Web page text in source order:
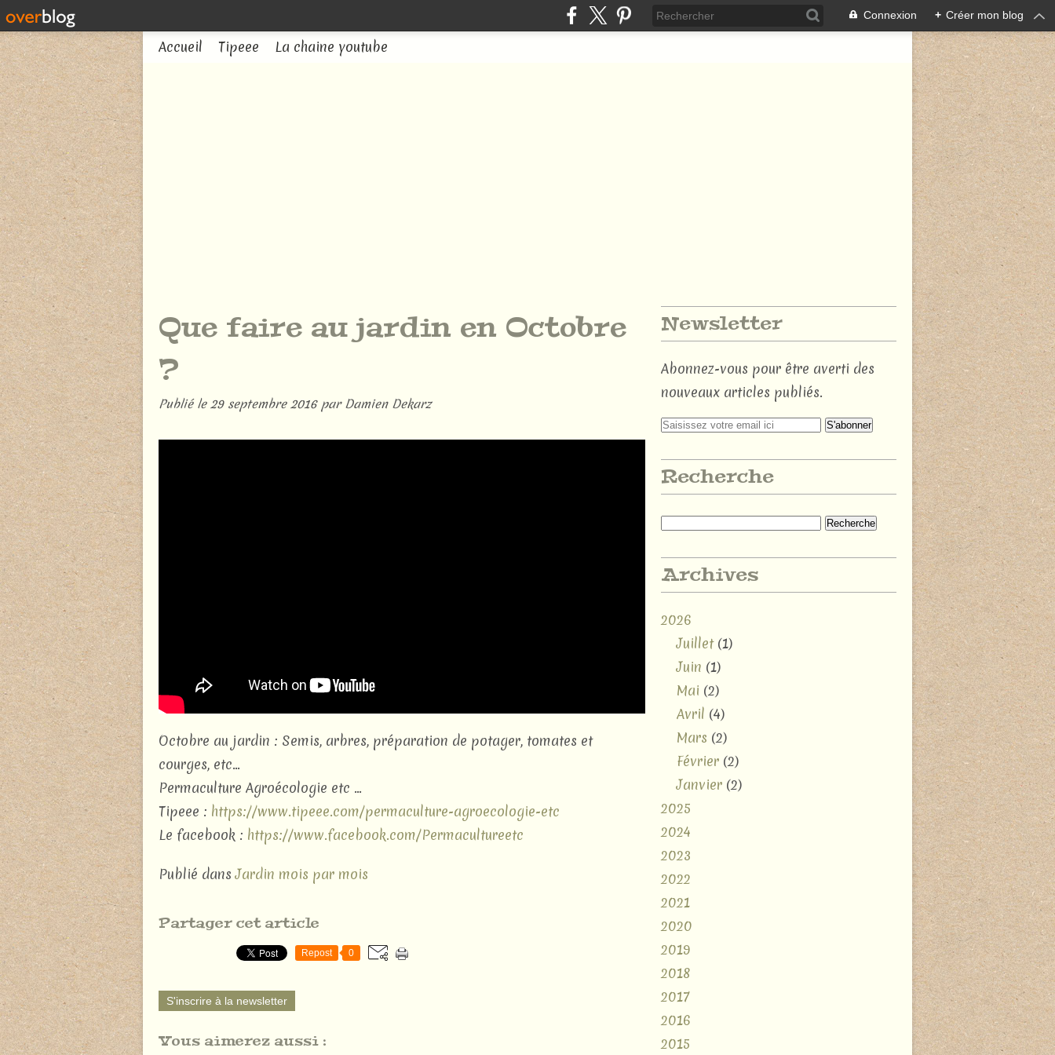
Connexion + Créer mon blog
Accueil Tipeee La chaine youtube
Que faire au jardin en Octobre
?
Publié le29 septembre 2016 par Damien Dekarz
Octobre au jardin : Semis, arbres, préparation de potager, tomates et
courges, etc...
Permaculture Agroécologie etc ...
Tipeee : https://www.tipeee.com/permaculture-agroecologie-etc
Le facebook : https://www.facebook.com/Permacultureetc
Publié dans Jardin mois par mois
Partager cet article
Repost 0
S'inscrire à la newsletter
Vous aimerez aussi :
Newsletter
Abonnez-vous pour être averti des
nouveaux articles publiés.
Recherche
Archives
2026
Juillet(1)
Juin (1)
Mai (2)
Avril (4)
Mars (2)
Février (2)
Janvier (2)
2025
2024
2023
2022
2021
2020
2019
2018
2017
2016
2015